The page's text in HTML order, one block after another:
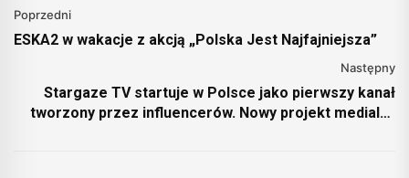
Poprzedni
ESKA2 w wakacje z akcją „Polska Jest Najfajniejsza”
Następny
Stargaze TV startuje w Polsce jako pierwszy kanał
tworzony przez influencerów. Nowy projekt medialny